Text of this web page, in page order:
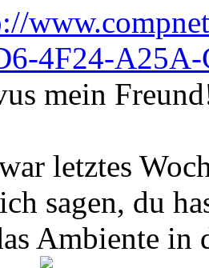
mein
letztes
sagen, du
Ambiente in